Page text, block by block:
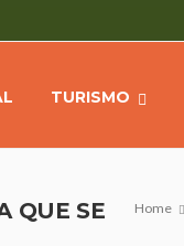
TURISMO
Home
QUE SE